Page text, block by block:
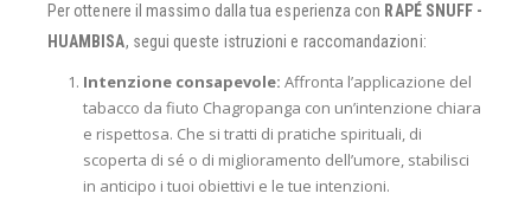
Per ottenere il massimo dalla tua esperienza con RAPÉ SNUFF -
HUAMBISA, segui queste istruzioni e raccomandazioni:
Intenzione consapevole: Affronta l’applicazione del
tabacco da fiuto Chagropanga con un’intenzione chiara
e rispettosa. Che si tratti di pratiche spirituali, di
scoperta di sé o di miglioramento dell’umore, stabilisci
in anticipo i tuoi obiettivi e le tue intenzioni.